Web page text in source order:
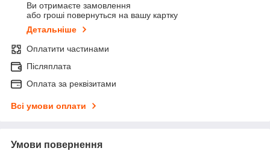
Ви отримаєте замовлення
або гроші повернуться на вашу картку
Детальніше
Оплатити частинами
Післяплата
Оплата за реквізитами
Всі умови оплати
Умови повернення